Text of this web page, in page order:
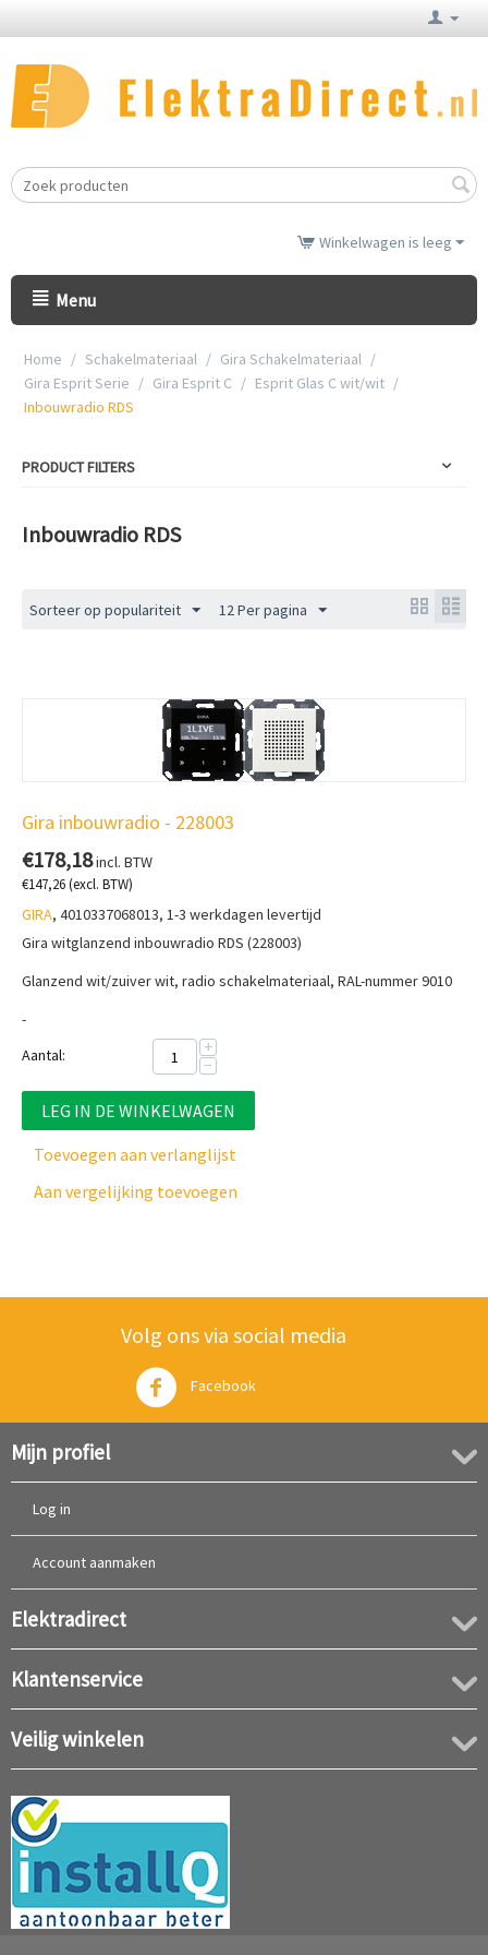
Winkelwagen is leeg
Menu
Home / Schakelmateriaal / Gira Schakelmateriaal /
Gira Esprit Serie / Gira Esprit C / Esprit Glas C wit/wit /
Inbouwradio RDS
PRODUCT FILTERS
Inbouwradio RDS
Sorteer op populariteit 12 Per pagina
Gira inbouwradio - 228003
€178,18incl. BTW
€147,26(excl. BTW)
GIRA, 4010337068013, 1-3 werkdagen levertijd
Gira witglanzend inbouwradio RDS (228003)
Glanzend wit/zuiver wit, radio schakelmateriaal, RAL-nummer 9010
-
Aantal:
+
−
LEG IN DE WINKELWAGEN
Toevoegen aan verlanglijst
Aan vergelijking toevoegen
Volg ons via social media
Facebook
Mijn profiel
Log in
Account aanmaken
Elektradirect
Klantenservice
Veilig winkelen